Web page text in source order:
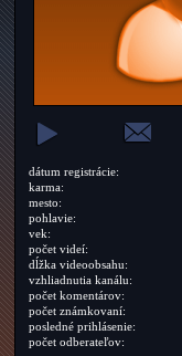
dátum registrácie:
karma:
mesto:
pohlavie:
vek:
počet videí:
dĺžka videoobsahu:
vzhliadnutia kanálu:
počet komentárov:
počet známkovaní:
posledné prihlásenie:
počet odberateľov: